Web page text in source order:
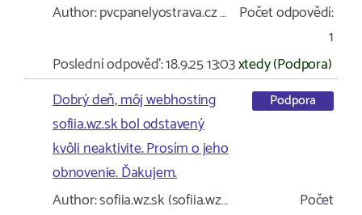
Author:pvcpanelyostrava.cz … Počet odpovědí:
1
Poslední odpověď:18.9.25 13:03xtedy (Podpora)
Dobrý deň, môj webhosting
sofiia.wz.sk bol odstavený
kvôli neaktivite. Prosím o jeho
obnovenie. Ďakujem.
Podpora
Author:sofiia.wz.sk (sofiia.wz…
Počet